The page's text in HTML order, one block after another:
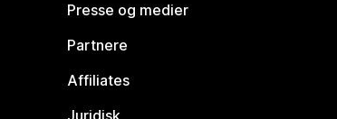
Presse og medier
Partnere
Affiliates